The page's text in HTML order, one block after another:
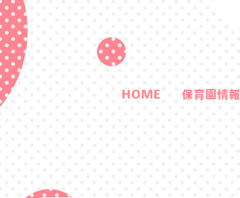
HOME 保育園情報